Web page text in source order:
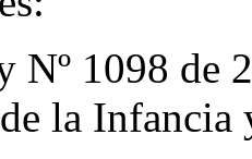
Nº 1098 de
la Infancia